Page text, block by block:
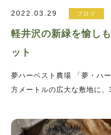
2022.03.29 ブログ
軽井沢の新緑を愉し
ット
夢ハーベスト農場 「夢・ハ
方メートルの広大な敷地に